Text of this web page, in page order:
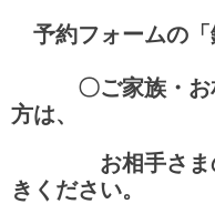
予約フォームの「
〇ご家族・
方は、
お相手さまの
きください。